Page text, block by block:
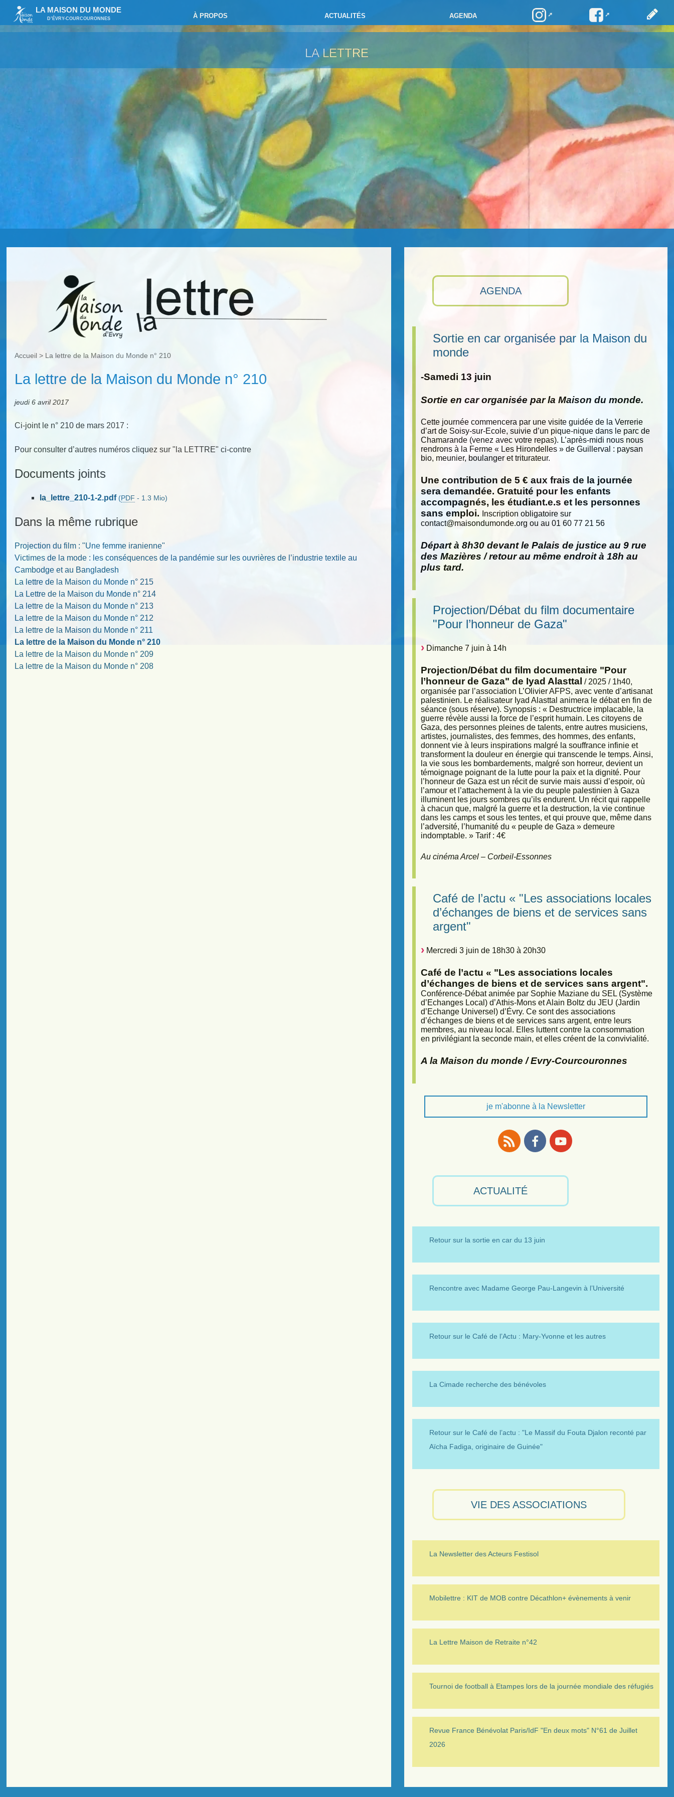
LA MAISON DU MONDE
D’ÉVRY-COURCOURONNES À PROPOS ACTUALITÉS AGENDA
LA LETTRE
AGENDA
Sortie en car organisée par la Maison du
monde
-Samedi 13 juin
Sortie en car organisée par la Maison du monde.
Cette journée commencera par une visite guidée de la Verrerie
d’art de Soisy-sur-Ecole, suivie d’un pique-nique dans le parc de
Chamarande (venez avec votre repas). L’après-midi nous nous
rendrons à la Ferme « Les Hirondelles » de Guillerval : paysan
bio, meunier, boulanger et triturateur.
Une contribution de 5 € aux frais de la journée
sera demandée. Gratuité pour les enfants
accompagnés, les étudiant.e.s et les personnes
sans emploi.
Inscription obligatoire sur
contact@maisondumonde.org ou au 01 60 77 21 56
Départ à 8h30 devant le Palais de justice au 9 rue
des Mazières / retour au même endroit à 18h au
plus tard.
Projection/Débat du film documentaire
"Pour l’honneur de Gaza"
Dimanche 7 juin à 14h
Projection/Débat du film documentaire "Pour
l’honneur de Gaza" de Iyad Alasttal / 2025 / 1h40,
organisée par l’association L’Olivier AFPS, avec vente d’artisanat
palestinien. Le réalisateur Iyad Alasttal animera le débat en fin de
séance (sous réserve). Synopsis : « Destructrice implacable, la
guerre révèle aussi la force de l’esprit humain. Les citoyens de
Gaza, des personnes pleines de talents, entre autres musiciens,
artistes, journalistes, des femmes, des hommes, des enfants,
donnent vie à leurs inspirations malgré la souffrance infinie et
transforment la douleur en énergie qui transcende le temps. Ainsi,
la vie sous les bombardements, malgré son horreur, devient un
témoignage poignant de la lutte pour la paix et la dignité. Pour
l’honneur de Gaza est un récit de survie mais aussi d’espoir, où
l’amour et l’attachement à la vie du peuple palestinien à Gaza
illuminent les jours sombres qu’ils endurent. Un récit qui rappelle
à chacun que, malgré la guerre et la destruction, la vie continue
dans les camps et sous les tentes, et qui prouve que, même dans
l’adversité, l’humanité du « peuple de Gaza » demeure
indomptable. » Tarif : 4€
Au cinéma Arcel – Corbeil-Essonnes
Café de l’actu « "Les associations locales
d’échanges de biens et de services sans
argent"
Mercredi 3 juin de 18h30 à 20h30
Café de l’actu « "Les associations locales
d’échanges de biens et de services sans argent".
Conférence-Débat animée par Sophie Maziane du SEL (Système
d’Echanges Local) d’Athis-Mons et Alain Boltz du JEU (Jardin
d’Echange Universel) d’Évry. Ce sont des associations
d’échanges de biens et de services sans argent, entre leurs
membres, au niveau local. Elles luttent contre la consommation
en privilégiant la seconde main, et elles créent de la convivialité.
A la Maison du monde / Evry-Courcouronnes
je m'abonne à la Newsletter
ACTUALITÉ
Retour sur la sortie en car du 13 juin
Rencontre avec Madame George Pau-Langevin à l’Université
Retour sur le Café de l’Actu : Mary-Yvonne et les autres
La Cimade recherche des bénévoles
Retour sur le Café de l’actu : "Le Massif du Fouta Djalon reconté par
Aïcha Fadiga, originaire de Guinée"
VIE DES ASSOCIATIONS
La Newsletter des Acteurs Festisol
Mobilettre : KIT de MOB contre Décathlon+ évènements à venir
La Lettre Maison de Retraite n°42
Tournoi de football à Etampes lors de la journée mondiale des réfugiés
Revue France Bénévolat Paris/IdF "En deux mots" N°61 de Juillet
2026
Accueil > La lettre de la Maison du Monde n° 210
La lettre de la Maison du Monde n° 210
jeudi 6 avril 2017
Ci-joint le n° 210 de mars 2017 :
Pour consulter d’autres numéros cliquez sur "la LETTRE" ci-contre
Documents joints
la_lettre_210-1-2.pdf (PDF - 1.3 Mio)
Dans la même rubrique
Projection du film : "Une femme iranienne"
Victimes de la mode : les conséquences de la pandémie sur les ouvrières de l’industrie textile au
Cambodge et au Bangladesh
La lettre de la Maison du Monde n° 215
La Lettre de la Maison du Monde n° 214
La lettre de la Maison du Monde n° 213
La lettre de la Maison du Monde n° 212
La lettre de la Maison du Monde n° 211
La lettre de la Maison du Monde n° 210
La lettre de la Maison du Monde n° 209
La lettre de la Maison du Monde n° 208